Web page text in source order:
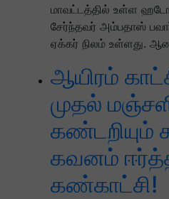
மாவட்டத்தில் உள்ள
சேர்ந்தவர் அம்பதாஸ்
ஏக்கர் நிலம் உள்ளது.
ஆயிரம்
முதல்
கண்டறியும்
கவனம்
கண்காட்சி!